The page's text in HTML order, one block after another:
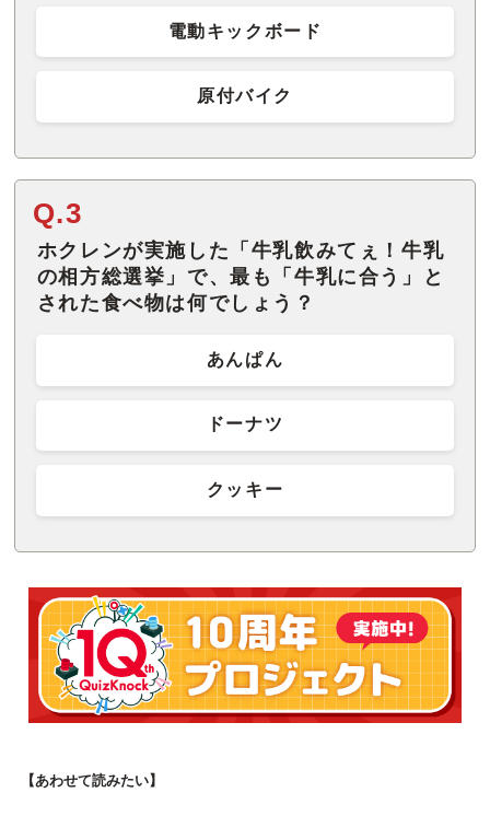
電動キックボード
原付バイク
Q.3
ホクレンが実施した「牛乳飲みてぇ！牛乳
の相方総選挙」で、最も「牛乳に合う」と
された食べ物は何でしょう？
あんぱん
ドーナツ
クッキー
【あわせて読みたい】